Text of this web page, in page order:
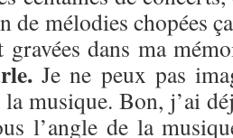
de mélodies chopées
dans ma
Je ne peux pas
musique. Bon, j’ai
l’angle de la